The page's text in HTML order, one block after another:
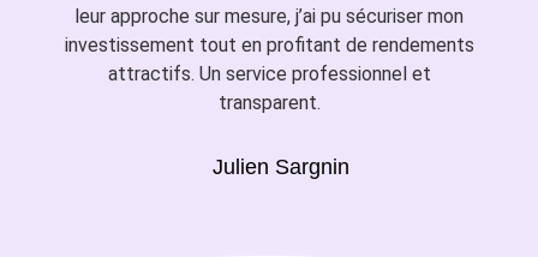
leur approche sur mesure, j’ai pu sécuriser mon
investissement tout en profitant de rendements
attractifs. Un service professionnel et
transparent.
Julien Sargnin